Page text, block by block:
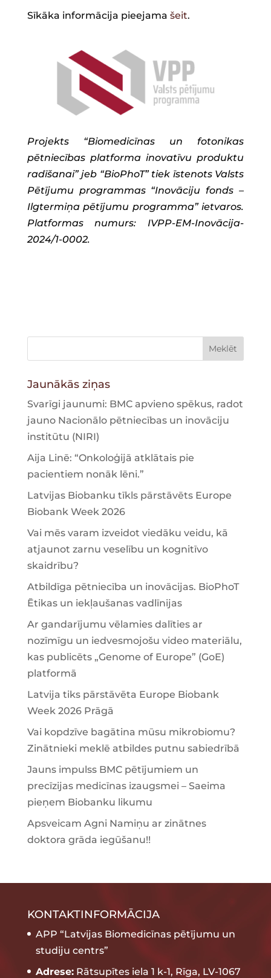
Sīkāka informācija pieejama šeit.
Projekts “Biomedicīnas un fotonikas
pētniecības platforma inovatīvu produktu
radīšanai” jeb “BioPhoT” tiek īstenots Valsts
Pētījumu programmas “Inovāciju fonds –
Ilgtermiņa pētījumu programma” ietvaros.
Platformas numurs: IVPP-EM-Inovācija-
2024/1-0002.
Jaunākās ziņas
Svarīgi jaunumi: BMC apvieno spēkus, radot
jauno Nacionālo pētniecības un inovāciju
institūtu (NIRI)
Aija Linē: “Onkoloģijā atklātais pie
pacientiem nonāk lēni.”
Latvijas Biobanku tīkls pārstāvēts Europe
Biobank Week 2026
Vai mēs varam izveidot viedāku veidu, kā
atjaunot zarnu veselību un kognitīvo
skaidrību?
Atbildīga pētniecība un inovācijas. BioPhoT
Ētikas un iekļaušanas vadlīnijas
Ar gandarījumu vēlamies dalīties ar
nozīmīgu un iedvesmojošu video materiālu,
kas publicēts „Genome of Europe” (GoE)
platformā
Latvija tiks pārstāvēta Europe Biobank
Week 2026 Prāgā
Vai kopdzīve bagātina mūsu mikrobiomu?
Zinātnieki meklē atbildes putnu sabiedrībā
Jauns impulss BMC pētījumiem un
precīzijas medicīnas izaugsmei – Saeima
pieņem Biobanku likumu
Apsveicam Agni Namiņu ar zinātnes
doktora grāda iegūšanu!!
KONTAKTINFORMĀCIJA
APP “Latvijas Biomedicīnas pētījumu un
studiju centrs”
Adrese:Rātsupītes iela 1 k-1, Rīga, LV-1067